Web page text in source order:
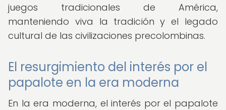
juegos tradicionales de América,
manteniendo viva la tradición y el legado
cultural de las civilizaciones precolombinas.
El resurgimiento del interés por el
papalote en la era moderna
En la era moderna, el interés por el papalote